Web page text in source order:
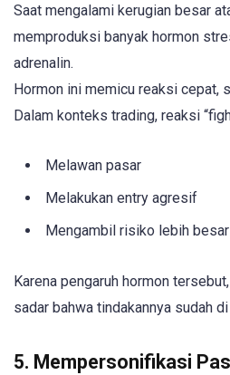
Saat mengalami kerugian besar
memproduksi banyak hormon
adrenalin.
Hormon ini memicu reaksi cepat,
Dalam konteks trading, reaksi
Melawan pasar
Melakukan entry agresif
Mengambil risiko lebih besar
Karena pengaruh hormon
sadar bahwa tindakannya sudah
5. Mempersonifikasi